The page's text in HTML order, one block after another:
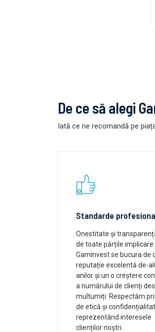
De ce să alegi
Iată ce ne recomandă pe
Standarde
Onestitate și
de toate părțile implicare.
Gaminvest se bucura de
reputație excelentă de-
anilor și un o creștere
a numărului de clienți
multumiți. Respectăm
de etică și
reprezentând interesele
clienților noștri.